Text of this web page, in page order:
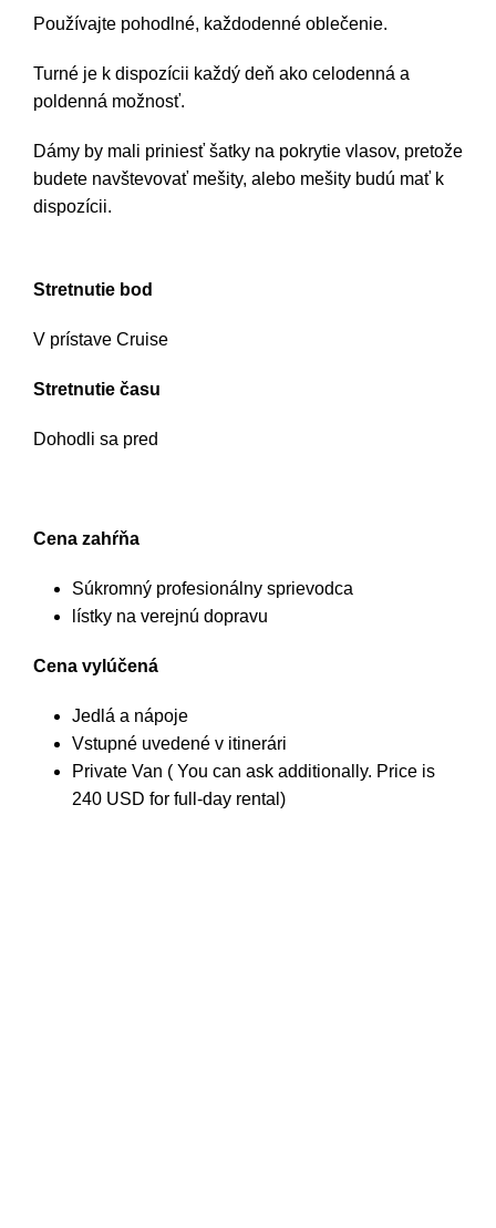
Používajte pohodlné, každodenné oblečenie.
Turné je k dispozícii každý deň ako celodenná a
poldenná možnosť.
Dámy by mali priniesť šatky na pokrytie vlasov, pretože
budete navštevovať mešity, alebo mešity budú mať k
dispozícii.
Stretnutie bod
V prístave Cruise
Stretnutie času
Dohodli sa pred
Cena zahŕňa
Súkromný profesionálny sprievodca
lístky na verejnú dopravu
Cena vylúčená
Jedlá a nápoje
Vstupné uvedené v itinerári
Private Van ( You can ask additionally. Price is
240 USD for full-day rental)